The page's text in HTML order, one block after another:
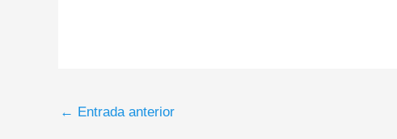
← Entrada anterior